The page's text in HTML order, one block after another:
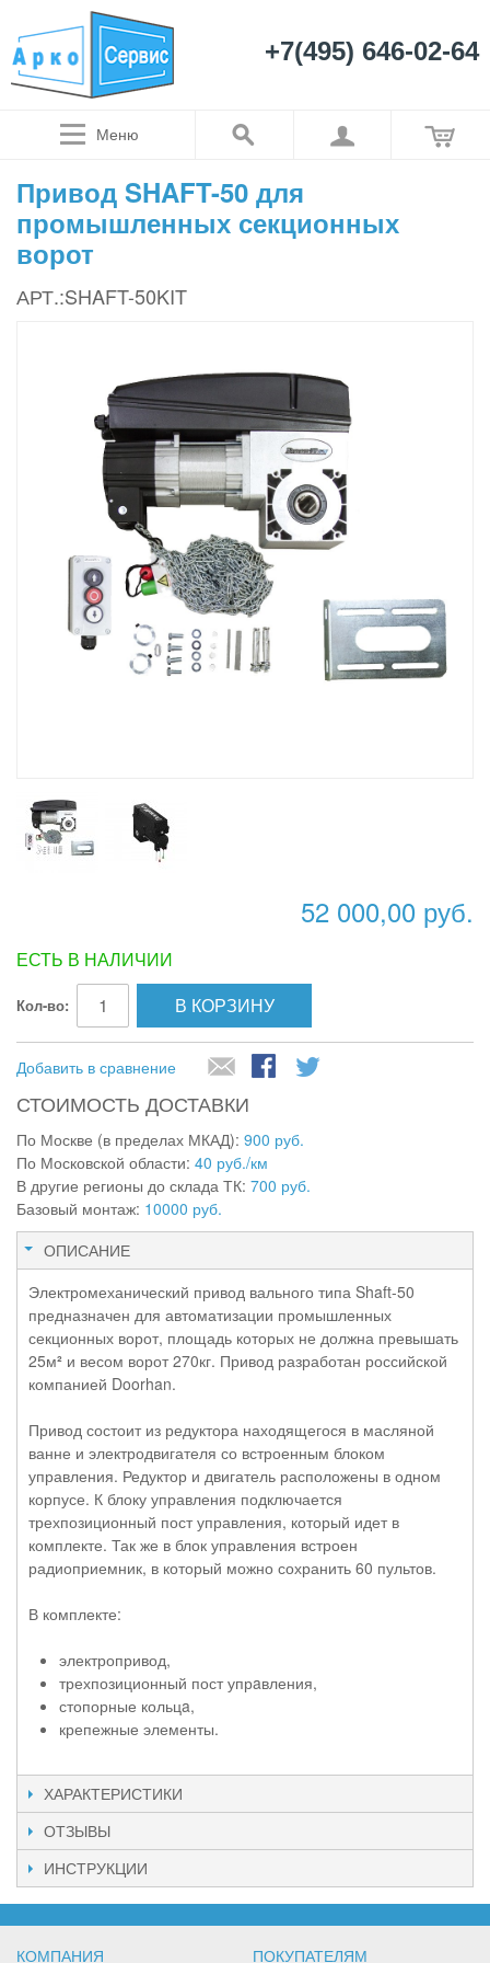
+7(495) 646-02-64
Меню
Привод SHAFT-50 для
промышленных секционных
ворот
АРТ.:SHAFT-50KIT
52 000,00 руб.
ЕСТЬ В НАЛИЧИИ
Кол-во: В КОРЗИНУ
Добавить в сравнение
СТОИМОСТЬ ДОСТАВКИ
По Москве (в пределах МКАД): 900 руб.
По Московской области: 40 руб./км
В другие регионы до склада ТК: 700 руб.
Базовый монтаж: 10000 руб.
ОПИСАНИЕ
Электромеханический привод вального типа Shaft-50
предназначен для автоматизации промышленных
секционных ворот, площадь которых не должна превышать
25м² и весом ворот 270кг. Привод разработан российской
компанией Doorhan.
Привод состоит из редуктора находящегося в масляной
ванне и электродвигателя со встроенным блоком
управления. Редуктор и двигатель расположены в одном
корпусе. К блоку управления подключается
трехпозиционный пост управления, который идет в
комплекте. Так же в блок управления встроен
радиоприемник, в который можно сохранить 60 пультов.
В комплекте:
электропривод,
трехпозиционный пост упрaвления,
стопорные кольцa,
крепежные элементы.
ХАРАКТЕРИСТИКИ
ОТЗЫВЫ
ИНСТРУКЦИИ
КОМПАНИЯ ПОКУПАТЕЛЯМ